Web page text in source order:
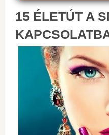
15 ÉLETÚT A